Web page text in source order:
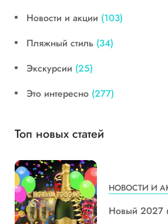
Новости и акции (103)
Пляжный стиль (34)
Экскурсии (25)
Это интересно (277)
Топ новых статей
НОВОСТИ И
Новый 2027